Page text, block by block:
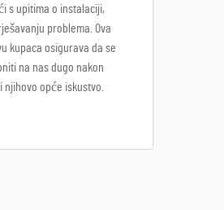
s upitima o instalaciji,
problema. Ova
kupaca osigurava da se
na nas dugo nakon
opće iskustvo.